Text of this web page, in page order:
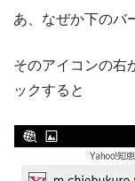
あ、なぜか下のバ
そのアイコンの右
ックすると